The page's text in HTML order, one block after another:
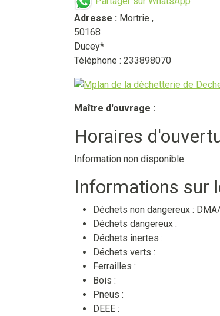
Adresse : Mortrie ,
50168
Ducey*
Téléphone : 233898070
Maître d'ouvrage :
Horaires
Information non disponible
Informations sur
Déchets non dangereux :
Déchets dangereux :
Déchets inertes :
Déchets verts :
Ferrailles :
Bois :
Pneus :
DEEE :